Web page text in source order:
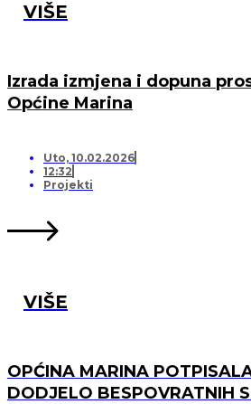
VIŠE
Izrada izmjena i dopuna
Općine Marina
Uto, 10.02.2026
12:32
Projekti
VIŠE
OPĆINA MARINA
DODJELO BESPOVRATNIH